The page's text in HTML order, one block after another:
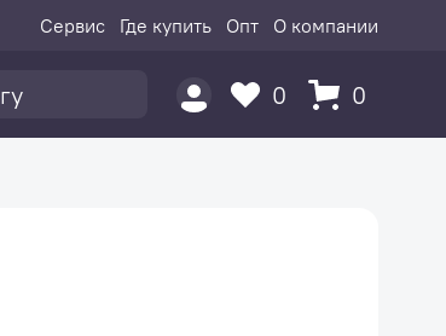
Сервис Где купить Опт О компании
0 0